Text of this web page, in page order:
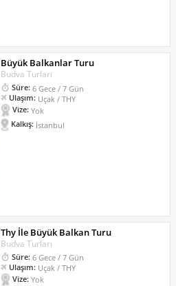
Büyük Balkanlar Turu
Budva Turları
Süre: 6 Gece / 7 Gün
Ulaşım: Uçak / THY
Vize: Yok
Kalkış: İstanbul
Thy İle Büyük Balkan Turu
Budva Turları
Süre: 6 Gece / 7 Gün
Ulaşım: Uçak / THY
Vize: Yok